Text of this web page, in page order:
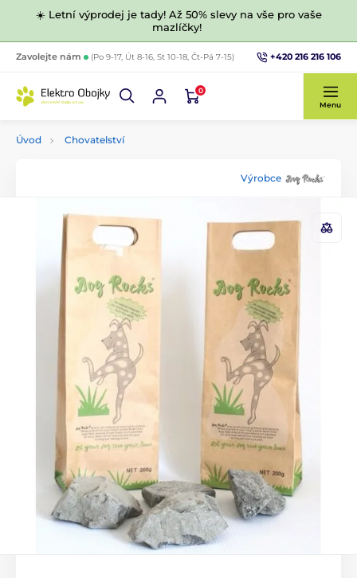
☀️ Letní výprodej je tady! Až 50% slevy na vše pro vaše
mazlíčky!
Zavolejte nám (Po 9-17, Út 8-16, St 10-18, Čt-Pá 7-15) +420 216 216 106
0
Menu
Úvod Chovatelství
Výrobce